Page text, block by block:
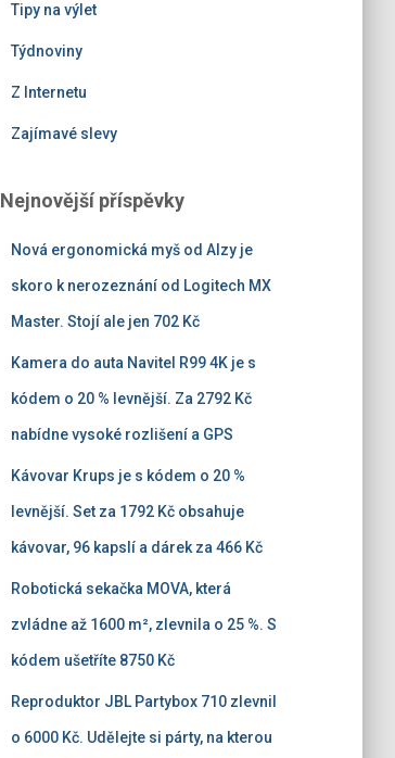
Tipy na výlet
Týdnoviny
Z Internetu
Zajímavé slevy
Nejnovější příspěvky
Nová ergonomická myš od Alzy je
skoro k nerozeznání od Logitech MX
Master. Stojí ale jen 702 Kč
Kamera do auta Navitel R99 4K je s
kódem o 20 % levnější. Za 2792 Kč
nabídne vysoké rozlišení a GPS
Kávovar Krups je s kódem o 20 %
levnější. Set za 1792 Kč obsahuje
kávovar, 96 kapslí a dárek za 466 Kč
Robotická sekačka MOVA, která
zvládne až 1600 m², zlevnila o 25 %. S
kódem ušetříte 8750 Kč
Reproduktor JBL Partybox 710 zlevnil
o 6000 Kč. Udělejte si párty, na kterou